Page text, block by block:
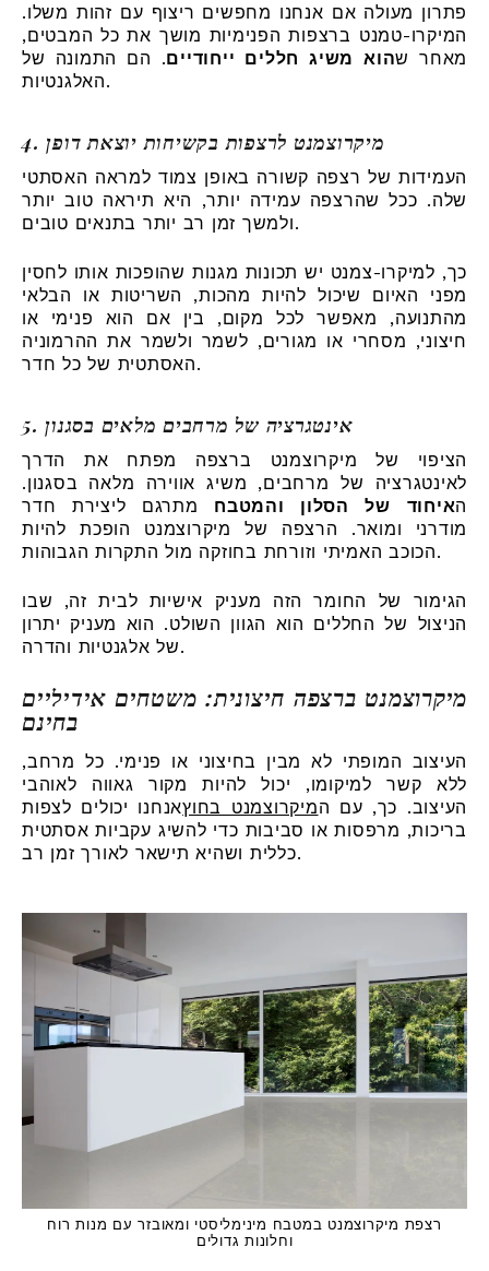
פתרון מעולה אם אנחנו מחפשים ריצוף עם זהות משלו.
המיקרו-טמנט ברצפות הפנימיות מושך את כל המבטים,
מאחר שהוא משיג חללים ייחודיים. הם התמונה של
האלגנטיות.
4. מיקרוצמנט לרצפות בקשיחות יוצאת דופן
העמידות של רצפה קשורה באופן צמוד למראה האסתטי
שלה. ככל שהרצפה עמידה יותר, היא תיראה טוב יותר
ולמשך זמן רב יותר בתנאים טובים.
כך, למיקרו-צמנט יש תכונות מגנות שהופכות אותו לחסין
מפני האיום שיכול להיות מהכות, השריטות או הבלאי
מהתנועה, מאפשר לכל מקום, בין אם הוא פנימי או
חיצוני, מסחרי או מגורים, לשמר ולשמר את ההרמוניה
האסתטית של כל חדר.
5. אינטגרציה של מרחבים מלאים בסגנון
הציפוי של מיקרוצמנט ברצפה מפתח את הדרך
לאינטגרציה של מרחבים, משיג אווירה מלאה בסגנון.
האיחוד של הסלון והמטבח מתרגם ליצירת חדר
מודרני ומואר. הרצפה של מיקרוצמנט הופכת להיות
הכוכב האמיתי וזורחת בחוזקה מול התקרות הגבוהות.
הגימור של החומר הזה מעניק אישיות לבית זה, שבו
הניצול של החללים הוא הגוון השולט. הוא מעניק יתרון
של אלגנטיות והדרה.
מיקרוצמנט ברצפה חיצונית: משטחים אידיליים
בחינם
העיצוב המופתי לא מבין בחיצוני או פנימי. כל מרחב,
ללא קשר למיקומו, יכול להיות מקור גאווה לאוהבי
העיצוב. כך, עם המיקרוצמנט בחוץאנחנו יכולים לצפות
בריכות, מרפסות או סביבות כדי להשיג עקביות אסתטית
כללית ושהיא תישאר לאורך זמן רב.
רצפת מיקרוצמנט במטבח מינימליסטי ומאובזר עם מנות רוח
וחלונות גדולים